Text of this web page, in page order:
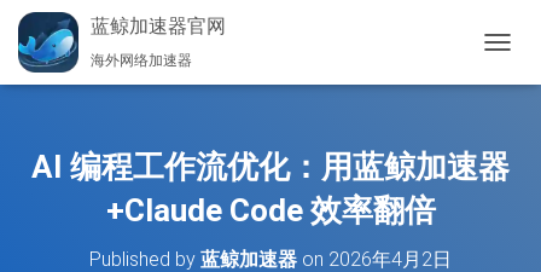
蓝鲸加速器官网
海外网络加速器
换
AI 编程工作流优化：用蓝鲸加速器
+Claude Code 效率翻倍
Published by 蓝鲸加速器 on 2026年4月2日